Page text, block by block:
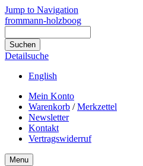
Jump to Navigation
frommann-holzboog
Detailsuche
English
Mein Konto
Warenkorb /Merkzettel
Newsletter
Kontakt
Vertragswiderruf
Menu